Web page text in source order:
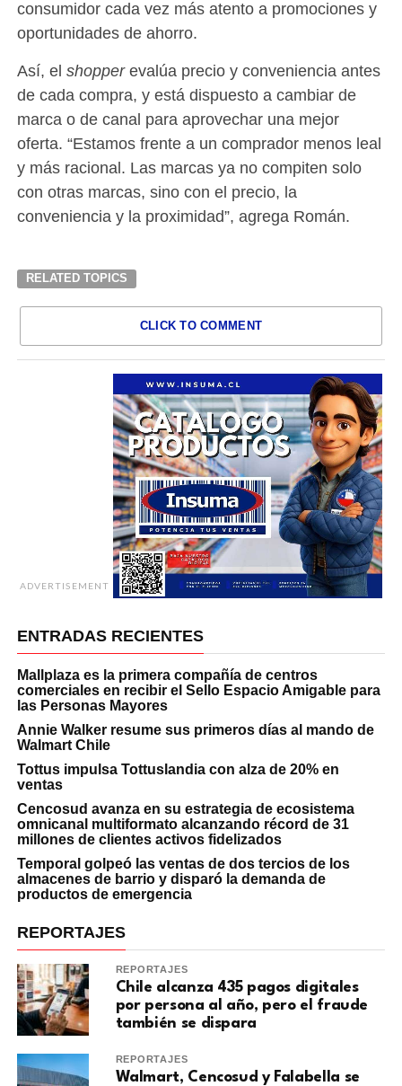
consumidor cada vez más atento a promociones y
oportunidades de ahorro.
Así, el shopperevalúa precio y conveniencia antes
de cada compra, y está dispuesto a cambiar de
marca o de canal para aprovechar una mejor
oferta. “Estamos frente a un comprador menos leal
y más racional. Las marcas ya no compiten solo
con otras marcas, sino con el precio, la
conveniencia y la proximidad”, agrega Román.
RELATED TOPICS
CLICK TO COMMENT
ADVERTISEMENT
ENTRADAS RECIENTES
Mallplaza es la primera compañía de centros
comerciales en recibir el Sello Espacio Amigable para
las Personas Mayores
Annie Walker resume sus primeros días al mando de
Walmart Chile
Tottus impulsa Tottuslandia con alza de 20% en
ventas
Cencosud avanza en su estrategia de ecosistema
omnicanal multiformato alcanzando récord de 31
millones de clientes activos fidelizados
Temporal golpeó las ventas de dos tercios de los
almacenes de barrio y disparó la demanda de
productos de emergencia
REPORTAJES
REPORTAJES
Chile alcanza 435 pagos digitales
por persona al año, pero el fraude
también se dispara
REPORTAJES
Walmart, Cencosud y Falabella se